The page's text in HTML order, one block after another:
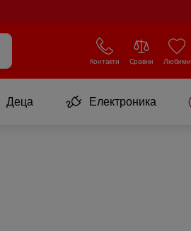
Контакти Сравни Любими
Деца Електроника